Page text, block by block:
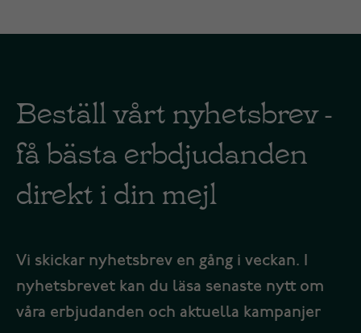
Beställ vårt nyhetsbrev -
få bästa erbdjudanden
direkt i din mejl
Vi skickar nyhetsbrev en gång i veckan. I
nyhetsbrevet kan du läsa senaste nytt om
våra erbjudanden och aktuella kampanjer